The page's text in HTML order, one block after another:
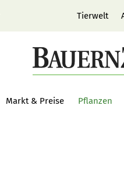
Tierwelt
Markt & Preise Pflanzen